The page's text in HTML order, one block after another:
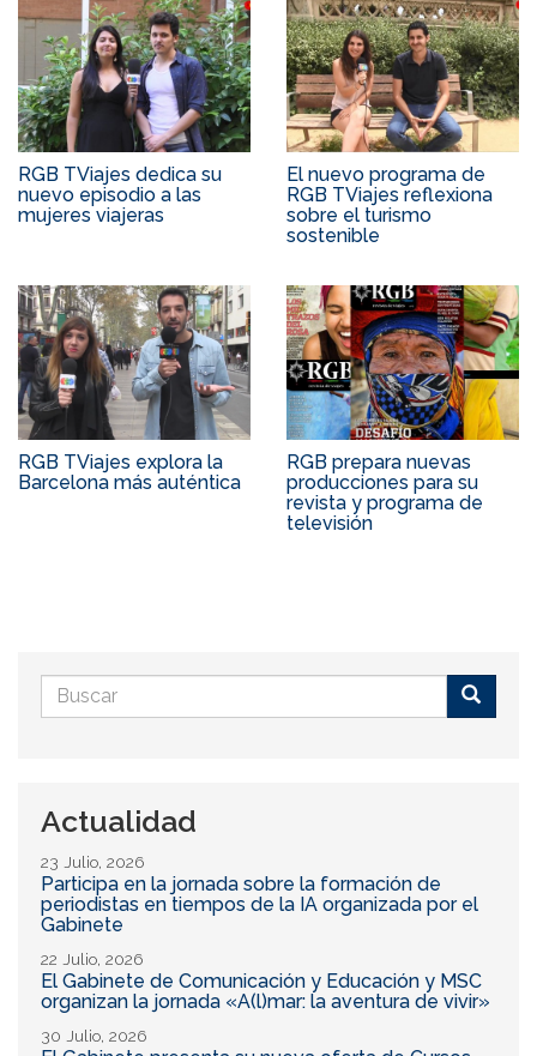
RGB TViajes dedica su
nuevo episodio a las
mujeres viajeras
El nuevo programa de
RGB TViajes reflexiona
sobre el turismo
sostenible
RGB TViajes explora la
Barcelona más auténtica
RGB prepara nuevas
producciones para su
revista y programa de
televisión
Formulario
de
Actualidad
23 Julio, 2026
Participa en la jornada sobre la formación de
periodistas en tiempos de la IA organizada por el
Gabinete
22 Julio, 2026
El Gabinete de Comunicación y Educación y MSC
organizan la jornada «A(l)mar: la aventura de vivir»
30 Julio, 2026